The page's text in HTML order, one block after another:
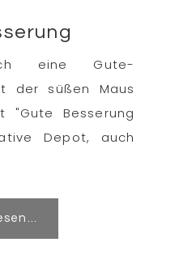
eine Gute-
der süßen Maus
"Gute Besserung
Depot, auch